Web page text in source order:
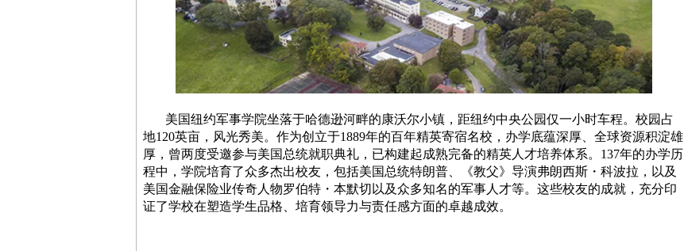
美国纽约军事学院坐落于哈德逊河畔的康沃尔小镇，距纽约中央公园仅一小时车程。校园占
地120英亩，风光秀美。作为创立于1889年的百年精英寄宿名校，办学底蕴深厚、全球资源积淀雄
厚，曾两度受邀参与美国总统就职典礼，已构建起成熟完备的精英人才培养体系。137年的办学历
程中，学院培育了众多杰出校友，包括美国总统特朗普、《教父》导演弗朗西斯・科波拉，以及
美国金融保险业传奇人物罗伯特・本默切以及众多知名的军事人才等。这些校友的成就，充分印
证了学校在塑造学生品格、培育领导力与责任感方面的卓越成效。